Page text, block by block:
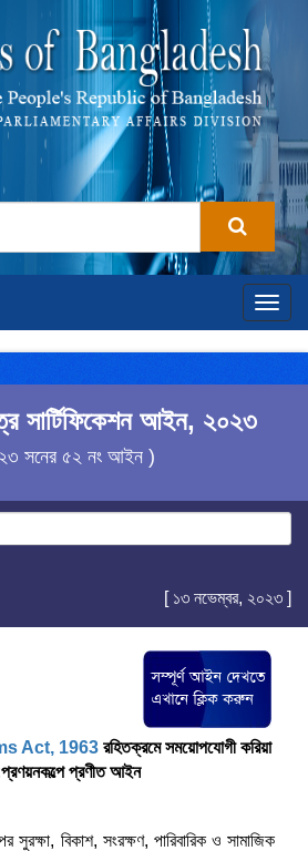
সার্টিফিকেশন আইন, ২০২৩
সনের ৫২ নং আইন )
[ ১৩ নভেম্বর, ২০২৩ ]
Act, 1963 রহিতক্রমে সময়োপযোগী করিয়া
প্রণীত আইন
সুরক্ষা, বিকাশ, সংরক্ষণ, পারিবারিক ও সামাজিক